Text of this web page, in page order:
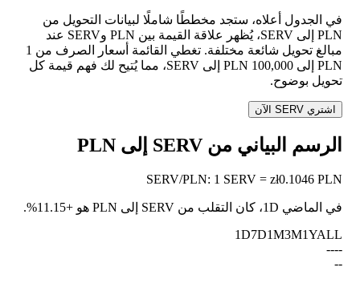
في الجدول أعلاه، ستجد مخططًا شاملًا لبيانات التحويل من
PLN إلى SERV، يُظهر علاقة القيمة بين PLN وSERV عند
مبالغ تحويل شائعة مختلفة. تغطي القائمة أسعار الصرف من 1
PLN إلى 100,000 PLN إلى SERV، مما يُتيح لك فهم قيمة كل
تحويل بوضوح.
اشتري SERV الآن
الرسم البياني من SERV إلى PLN
SERV/PLN: 1 SERV = zł0.1046 PLN
في الماضي 1D، كان التقلب من SERV إلى PLN هو +11.15%
.
1D7D1M3M1YALL
--
--
--